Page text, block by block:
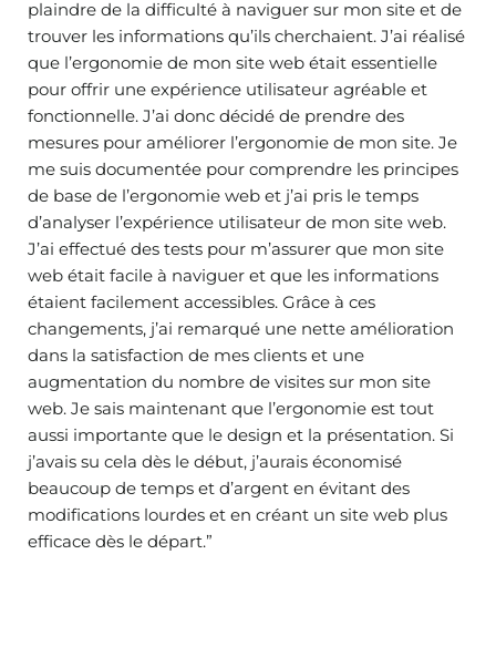
plaindre de la difficulté à naviguer sur mon site et de
trouver les informations qu’ils cherchaient. J’ai réalisé
que l’ergonomie de mon site web était essentielle
pour offrir une expérience utilisateur agréable et
fonctionnelle. J’ai donc décidé de prendre des
mesures pour améliorer l’ergonomie de mon site. Je
me suis documentée pour comprendre les principes
de base de l’ergonomie web et j’ai pris le temps
d’analyser l’expérience utilisateur de mon site web.
J’ai effectué des tests pour m’assurer que mon site
web était facile à naviguer et que les informations
étaient facilement accessibles. Grâce à ces
changements, j’ai remarqué une nette amélioration
dans la satisfaction de mes clients et une
augmentation du nombre de visites sur mon site
web. Je sais maintenant que l’ergonomie est tout
aussi importante que le design et la présentation. Si
j’avais su cela dès le début, j’aurais économisé
beaucoup de temps et d’argent en évitant des
modifications lourdes et en créant un site web plus
efficace dès le départ.”